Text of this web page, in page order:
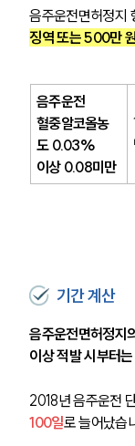
음주운전면허정지
징역 또는 500만
음주운전
혈중알코올농
도 0.03%
이상 0.08미만
기간 계산
음주운전면허정지
이상 적발 시부터
2018년 음주운전
100일로 늘어났습